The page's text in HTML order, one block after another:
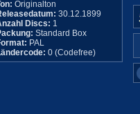
Originalton
30.12.1899
Discs: 1
Standard Box
PAL
0 (Codefree)